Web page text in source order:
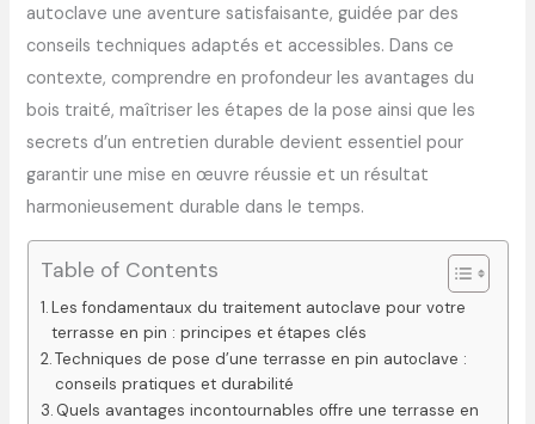
autoclave une aventure satisfaisante, guidée par des
conseils techniques adaptés et accessibles. Dans ce
contexte, comprendre en profondeur les avantages du
bois traité, maîtriser les étapes de la pose ainsi que les
secrets d’un entretien durable devient essentiel pour
garantir une mise en œuvre réussie et un résultat
harmonieusement durable dans le temps.
Table of Contents
Les fondamentaux du traitement autoclave pour votre
terrasse en pin : principes et étapes clés
Techniques de pose d’une terrasse en pin autoclave :
conseils pratiques et durabilité
Quels avantages incontournables offre une terrasse en